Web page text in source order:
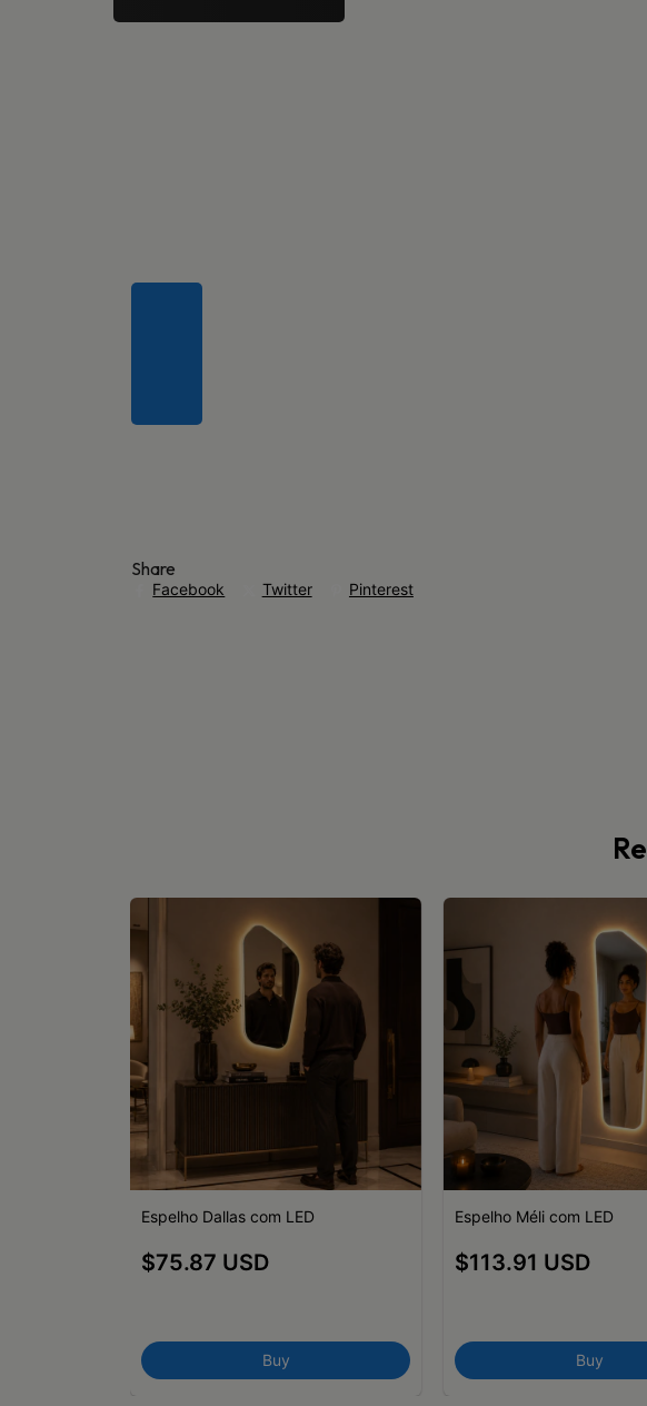
Share
Facebook Twitter Pinterest
Espelho Dallas com LED
$75.87 USD
Buy
Espelho Méli com LED
$113.91 USD
Buy